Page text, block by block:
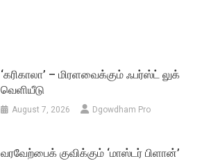
‘கரிகாலா’ – மிரளவைக்கும் ஃபர்ஸ்ட் லுக்
வெளியீடு
August 7, 2026 Dgowdham Pro
வரவேற்பைக் குவிக்கும் ‘மாஸ்டர் பிளான்’